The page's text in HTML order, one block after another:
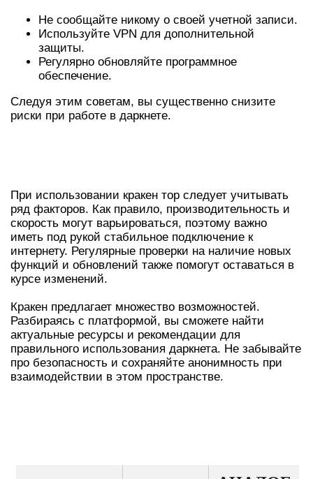
Не сообщайте никому о своей учетной записи.
Используйте VPN для дополнительной
защиты.
Регулярно обновляйте программное
обеспечение.
Следуя этим советам, вы существенно снизите
риски при работе в даркнете.
При использовании кракен тор следует учитывать
ряд факторов. Как правило, производительность и
скорость могут варьироваться, поэтому важно
иметь под рукой стабильное подключение к
интернету. Регулярные проверки на наличие новых
функций и обновлений также помогут оставаться в
курсе изменений.
Кракен предлагает множество возможностей.
Разбираясь с платформой, вы сможете найти
актуальные ресурсы и рекомендации для
правильного использования даркнета. Не забывайте
про безопасность и сохраняйте анонимность при
взаимодействии в этом пространстве.